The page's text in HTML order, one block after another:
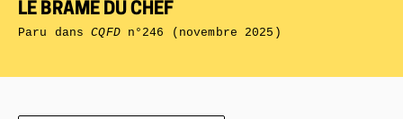
LE BRAME DU CHEF
Paru dansCQFDn°246 (novembre 2025)